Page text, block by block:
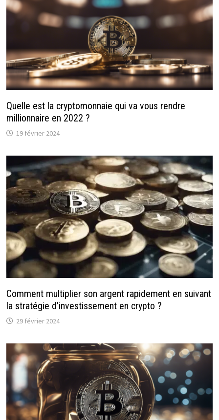
Quelle est la cryptomonnaie qui va vous rendre
millionnaire en 2022 ?
19 février 2024
Comment multiplier son argent rapidement en suivant
la stratégie d’investissement en crypto ?
29 février 2024